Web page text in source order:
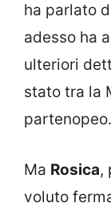
ha parlato
adesso ha
ulteriori
stato tra la
partenopeo.
Ma Rosica,
voluto